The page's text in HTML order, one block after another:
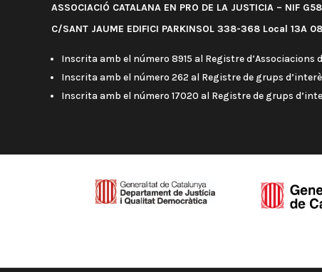
ASSOCIACIÓ CATALANA EN PRO DE LA JUSTICIA – NIF
C/SANT JAUME EDIFICI PARKINSOL 338-368 Local 13A
Inscrita amb el número 8915 al Registre
Inscrita amb el número 262 al Registre de grups
Inscrita amb el número 17020 al Registre de grups